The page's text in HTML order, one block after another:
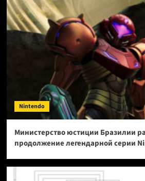
Nintendo
Министерство юстиции Бразилии
продолжение легендарной серии